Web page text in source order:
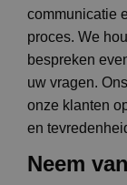
communicatie
proces. We
bespreken
uw vragen.
onze klanten
en
Neem